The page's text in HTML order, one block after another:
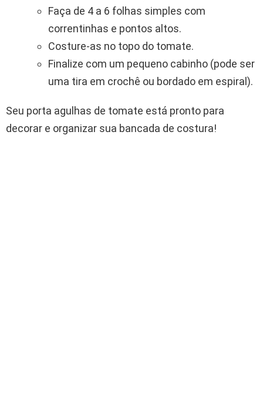
Faça de 4 a 6 folhas simples com
correntinhas e pontos altos.
Costure-as no topo do tomate.
Finalize com um pequeno cabinho (pode ser
uma tira em crochê ou bordado em espiral).
Seu porta agulhas de tomate está pronto para
decorar e organizar sua bancada de costura!